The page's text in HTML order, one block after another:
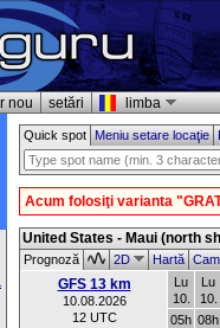
nou setări limba
Quick spot Meniu setare locaţie
Acum folosiţi varianta
United States - Maui (north
Prognoză
2D Hartă
GFS 13 km
10.08.2026
12 UTC
Lu
10.
Lu
10.
05h 08h